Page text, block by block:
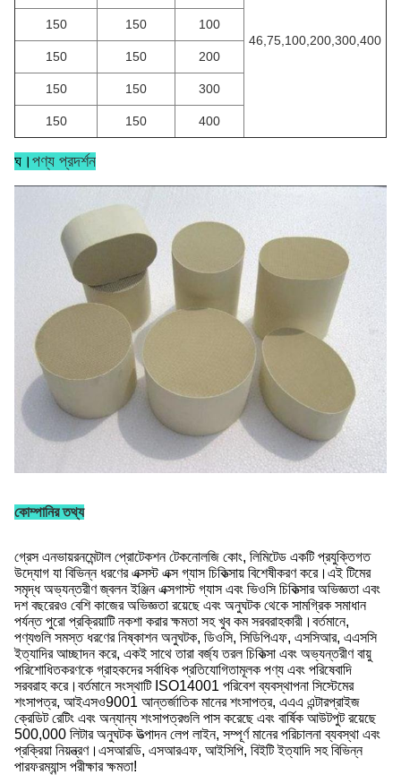
46,75,100,200,300,400
150 150 100
150 150 200
150 150 300
150 150 400
ঘ। পণ্য প্রদর্শন
কোম্পানির তথ্য
গ্রেস এনভায়রনমেন্টাল প্রোটেকশন টেকনোলজি কোং, লিমিটেড একটি প্রযুক্তিগত
উদ্যোগ যা বিভিন্ন ধরণের এক্সস্ট এক্স গ্যাস চিকিত্সায় বিশেষীকরণ করে।এই টিমের
সমৃদ্ধ অভ্যন্তরীণ জ্বলন ইঞ্জিন এক্সগাস্ট গ্যাস এবং ভিওসি চিকিত্সার অভিজ্ঞতা এবং
দশ বছরেরও বেশি কাজের অভিজ্ঞতা রয়েছে এবং অনুঘটক থেকে সামগ্রিক সমাধান
পর্যন্ত পুরো প্রক্রিয়াটি নকশা করার ক্ষমতা সহ খুব কম সরবরাহকারী।বর্তমানে,
পণ্যগুলি সমস্ত ধরণের নিষ্কাশন অনুঘটক, ডিওসি, সিডিপিএফ, এসসিআর, এএসসি
ইত্যাদির আচ্ছাদন করে, একই সাথে তারা বর্জ্য তরল চিকিত্সা এবং অভ্যন্তরীণ বায়ু
পরিশোধিতকরণকে গ্রাহকদের সর্বাধিক প্রতিযোগিতামূলক পণ্য এবং পরিষেবাদি
সরবরাহ করে।বর্তমানে সংস্থাটি ISO14001 পরিবেশ ব্যবস্থাপনা সিস্টেমের
শংসাপত্র, আইএসও9001 আন্তর্জাতিক মানের শংসাপত্র, এএএ এন্টারপ্রাইজ
ক্রেডিট রেটিং এবং অন্যান্য শংসাপত্রগুলি পাস করেছে এবং বার্ষিক আউটপুট রয়েছে
500,000 লিটার অনুঘটক উত্পাদন লেপ লাইন, সম্পূর্ণ মানের পরিচালনা ব্যবস্থা এবং
প্রক্রিয়া নিয়ন্ত্রণ।এসআরডি, এসআরএফ, আইসিপি, বিইটি ইত্যাদি সহ বিভিন্ন
পারফরম্যান্স পরীক্ষার ক্ষমতা!